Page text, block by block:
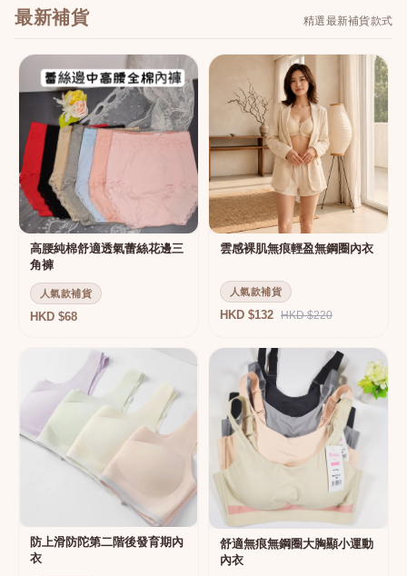
最新補貨 精選最新補貨款式
高腰純棉舒適透氣蕾絲花邊三
角褲
人氣款補貨
HKD $68
雲感裸肌無痕輕盈無鋼圈內衣
人氣款補貨
HKD $132 HKD $220
防上滑防陀第二階後發育期內
衣
舒適無痕無鋼圈大胸顯小運動
內衣